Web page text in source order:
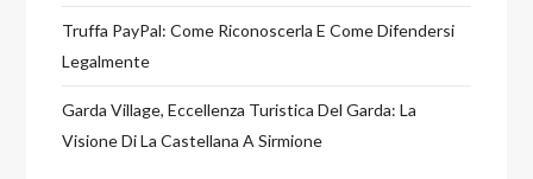
Truffa PayPal: Come Riconoscerla E Come Difendersi
Legalmente
Garda Village, Eccellenza Turistica Del Garda: La
Visione Di La Castellana A Sirmione